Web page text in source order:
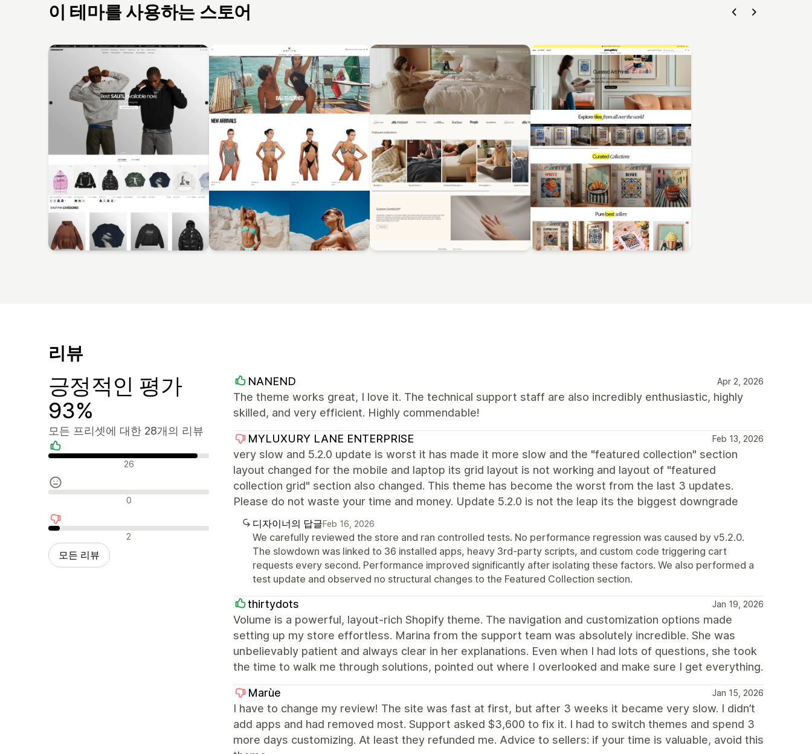
이 테마를 사용하는 스토어
리뷰
긍정적인 평가
93%
모든 프리셋에 대한 28개의 리뷰
긍정적인 리뷰 26
중립적인 리뷰 0
부정적인 리뷰 2
모든 리뷰
NANEND Apr 2, 2026
The theme works great, I love it. The technical support staff are also incredibly enthusiastic, highly
skilled, and very efficient. Highly commendable!
MYLUXURY LANE ENTERPRISE Feb 13, 2026
very slow and 5.2.0 update is worst it has made it more slow and the "featured collection" section
layout changed for the mobile and laptop its grid layout is not working and layout of "featured
collection grid" section also changed. This theme has become the worst from the last 3 updates.
Please do not waste your time and money. Update 5.2.0 is not the leap its the biggest downgrade
디자이너의 답글Feb 16, 2026
We carefully reviewed the store and ran controlled tests. No performance regression was caused by v5.2.0.
The slowdown was linked to 36 installed apps, heavy 3rd-party scripts, and custom code triggering cart
requests every second. Performance improved significantly after isolating these factors. We also performed a
test update and observed no structural changes to the Featured Collection section.
thirtydots Jan 19, 2026
Volume is a powerful, layout‑rich Shopify theme. The navigation and customization options made
setting up my store effortless. Marina from the support team was absolutely incredible. She was
unbelievably patient and always clear in her explanations. Even when I had lots of questions, she took
the time to walk me through solutions, pointed out where I overlooked and make sure I get everything.
Marùe Jan 15, 2026
I have to change my review! The site was fast at first, but after 3 weeks it became very slow. I didn’t
add apps and had removed most. Support asked $3,600 to fix it. I had to switch themes and spend 3
more days customizing. At least they refunded me. Advice to sellers: if your time is valuable, avoid this